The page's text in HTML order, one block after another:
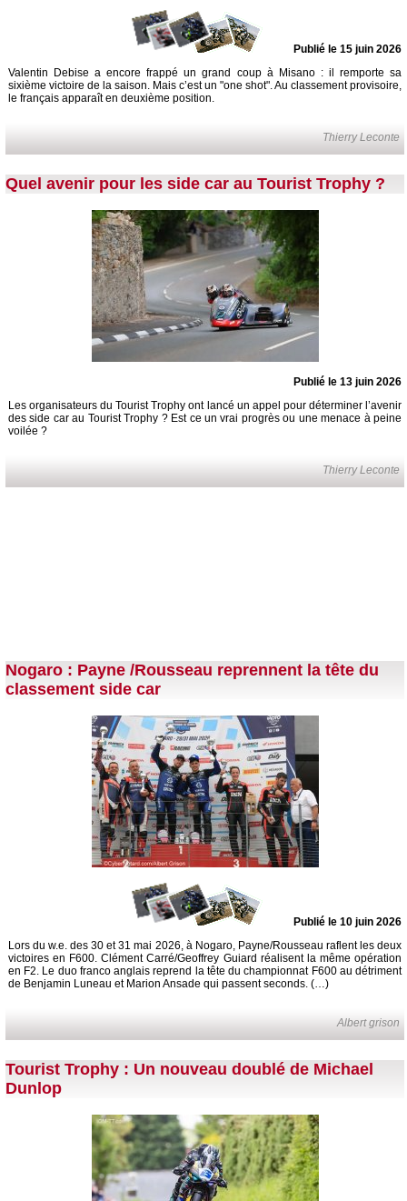
Publié le 15 juin 2026
Valentin Debise a encore frappé un grand coup à Misano : il remporte sa
sixième victoire de la saison. Mais c’est un "one shot". Au classement provisoire,
le français apparaît en deuxième position.
Thierry Leconte
Quel avenir pour les side car au Tourist Trophy ?
Publié le 13 juin 2026
Les organisateurs du Tourist Trophy ont lancé un appel pour déterminer l’avenir
des side car au Tourist Trophy ? Est ce un vrai progrès ou une menace à peine
voilée ?
Thierry Leconte
Nogaro : Payne /Rousseau reprennent la tête du
classement side car
Publié le 10 juin 2026
Lors du w.e. des 30 et 31 mai 2026, à Nogaro, Payne/Rousseau raflent les deux
victoires en F600. Clément Carré/Geoffrey Guiard réalisent la même opération
en F2. Le duo franco anglais reprend la tête du championnat F600 au détriment
de Benjamin Luneau et Marion Ansade qui passent seconds. (…)
Albert grison
Tourist Trophy : Un nouveau doublé de Michael
Dunlop